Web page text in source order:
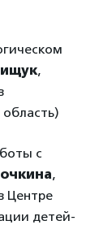
,
с
,
Центре
детей-